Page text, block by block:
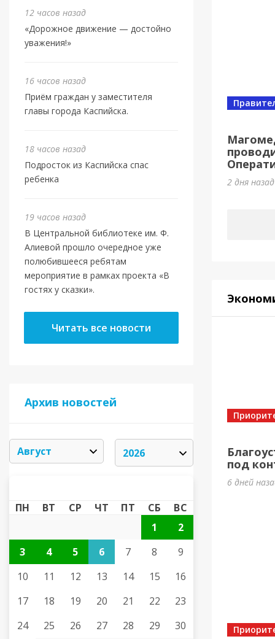
12 часов назад
«Дорожное движение — достойно
уважения!»
16 часов назад
Приём граждан у заместителя
главы города Каспийска.
18 часов назад
Подросток из Каспийска спас
ребенка
19 часов назад
В Центральной библиотеке им. Ф.
Алиевой прошло очередное уже
полюбившееся ребятам
мероприятие в рамках проекта «В
гостях у сказки».
Читать все новости
Архив новостей
ПН ВТ СР ЧТ ПТ СБ
ВС
1
2
3
4 5 6 7 8
9
10
11 12 13 14 15
16
17
18 19 20 21 22
23
24
25 26 27 28 29
30
2 дня
под
6 дней